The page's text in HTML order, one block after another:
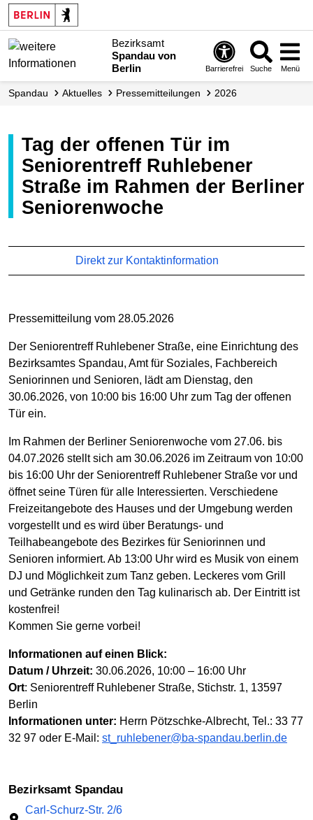
Bezirksamt
Spandau von
Berlin
Barrierefrei Suche Menü
Spandau Aktuelles Presse­mitteilungen 2026
Tag der offenen Tür im
Seniorentreff Ruhlebener
Straße im Rahmen der Berliner
Seniorenwoche
Direkt zur Kontaktinformation
Pressemitteilung vom 28.05.2026
Der Seniorentreff Ruhlebener Straße, eine Einrichtung des
Bezirksamtes Spandau, Amt für Soziales, Fachbereich
Seniorinnen und Senioren, lädt am Dienstag, den
30.06.2026, von 10:00 bis 16:00 Uhr zum Tag der offenen
Tür ein.
Im Rahmen der Berliner Seniorenwoche vom 27.06. bis
04.07.2026 stellt sich am 30.06.2026 im Zeitraum von 10:00
bis 16:00 Uhr der Seniorentreff Ruhlebener Straße vor und
öffnet seine Türen für alle Interessierten. Verschiedene
Freizeitangebote des Hauses und der Umgebung werden
vorgestellt und es wird über Beratungs- und
Teilhabeangebote des Bezirkes für Seniorinnen und
Senioren informiert. Ab 13:00 Uhr wird es Musik von einem
DJ und Möglichkeit zum Tanz geben. Leckeres vom Grill
und Getränke runden den Tag kulinarisch ab. Der Eintritt ist
kostenfrei!
Kommen Sie gerne vorbei!
Informationen auf einen Blick:
Datum / Uhrzeit: 30.06.2026, 10:00 – 16:00 Uhr
Ort: Seniorentreff Ruhlebener Straße, Stichstr. 1, 13597
Berlin
Informationen unter: Herrn Pötzschke-Albrecht, Tel.: 33 77
32 97 oder E-Mail: st_ruhlebener@ba-spandau.berlin.de
Bezirksamt Spandau
Carl-Schurz-Str. 2/6